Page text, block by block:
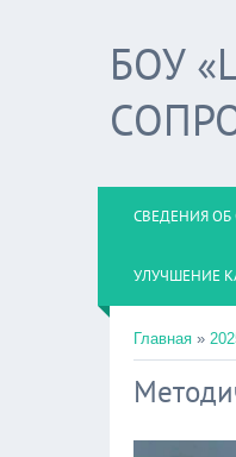
БОУ
СВЕДЕНИЯ
УЛУЧШЕНИЕ
Главная »